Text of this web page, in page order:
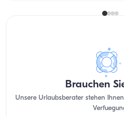
Brauchen
Unsere Urlaubsberater stehen